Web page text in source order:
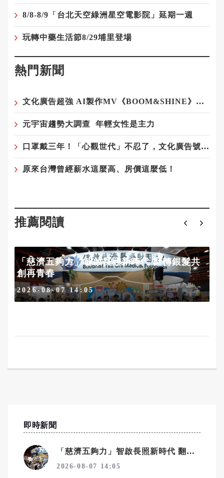
8/8-8/9「台北天空綠洲星空電影院」延期一週
玩轉中藥生活節8/29埔里登場
熱門新聞
文化廣告超強 AI製作MV《BOOM&SHINE》登場！
元宇宙趨勢大調查 年輕女性是主力
口罩戴三年！「心觀世代」不忍了，文化廣告號召IG濾鏡脫口罩
原來台灣曾經薪水這麼高、房價這麼低！
推薦閱讀
「慈濟五夠力」智啟長照新時代 翻轉銀髮共
創再青春
2026-08-07 14:05
即時新聞
「慈濟五夠力」智啟長照新時代 翻轉銀髮共創再青春
2026-08-07 14:05